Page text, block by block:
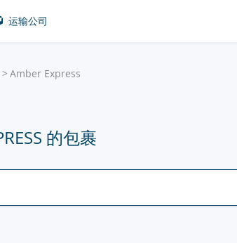
运输公司
Amber Express
的包裹